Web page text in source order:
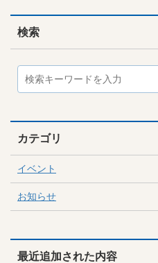
検索
カテゴリ
イベント
お知らせ
最近追加された内容